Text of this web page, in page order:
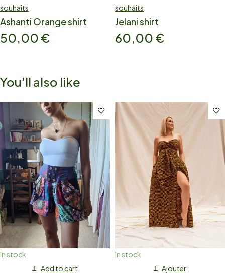
souhaits
Ashanti Orange shirt
50,00 €
souhaits
Jelani shirt
60,00 €
You'll also like
In stock
Add to cart
In stock
Ajouter